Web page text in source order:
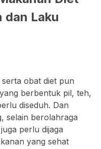
dan Laku
obat diet pun
berbentuk pil, teh,
diseduh. Dan
selain berolahraga
perlu dijaga
yang sehat